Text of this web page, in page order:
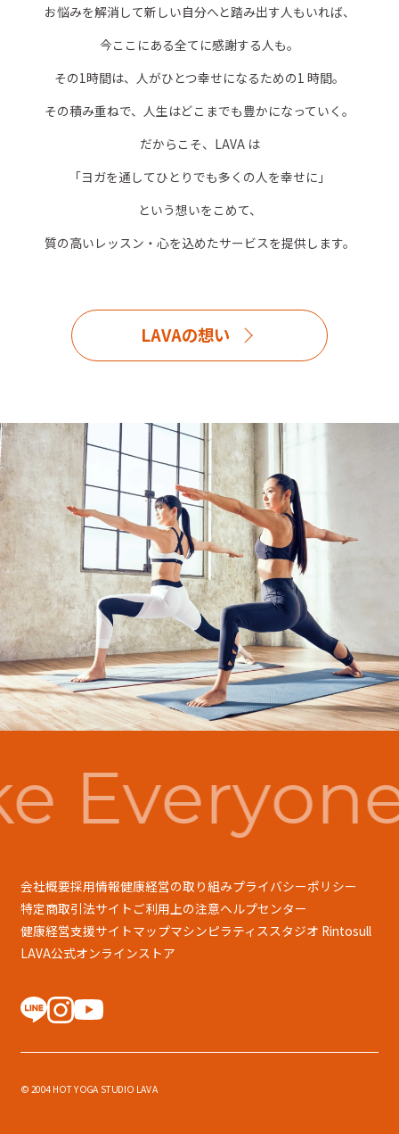
お悩みを解消して新しい自分へと踏み出す人もいれば、
今ここにある全てに感謝する人も。
その1時間は、人がひとつ幸せになるための1 時間。
その積み重ねで、人生はどこまでも豊かになっていく。
だからこそ、LAVA は
「ヨガを通してひとりでも多くの人を幸せに」
という想いをこめて、
質の高いレッスン・心を込めたサービスを提供します。
LAVAの想い
会社概要採用情報健康経営の取り組みプライバシーポリシー
特定商取引法サイトご利用上の注意ヘルプセンター
健康経営支援サイトマップマシンピラティススタジオ Rintosull
LAVA公式オンラインストア
© 2004 HOT YOGA STUDIO LAVA